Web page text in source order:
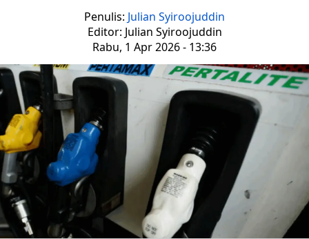
Penulis: Julian Syiroojuddin
Editor: Julian Syiroojuddin
Rabu, 1 Apr 2026 - 13:36